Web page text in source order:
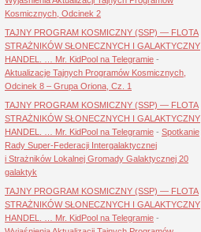
Kosmicznych, Odcinek 2
TAJNY PROGRAM KOSMICZNY (SSP) — FLOTA
STRAŻNIKÓW SŁONECZNYCH I GALAKTYCZNY
HANDEL. … Mr. KidPool na Telegramie -
Aktualizacje Tajnych Programów Kosmicznych,
Odcinek 8 – Grupa Oriona, Cz. 1
TAJNY PROGRAM KOSMICZNY (SSP) — FLOTA
STRAŻNIKÓW SŁONECZNYCH I GALAKTYCZNY
HANDEL. … Mr. KidPool na Telegramie - Spotkanie
Rady Super-Federacji Intergalaktycznej
i Strażników Lokalnej Gromady Galaktycznej 20
galaktyk
TAJNY PROGRAM KOSMICZNY (SSP) — FLOTA
STRAŻNIKÓW SŁONECZNYCH I GALAKTYCZNY
HANDEL. … Mr. KidPool na Telegramie -